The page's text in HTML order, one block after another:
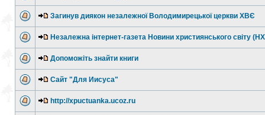
Загинув диякон незалежної Володимирецької церкви ХВЄ
Незалежна інтернет-газета Новини християнського світу
Допоможіть знайти книги
Сайт "Для Иисуса"
http://xpuctuanka.ucoz.ru